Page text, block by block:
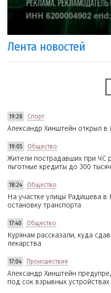
Лента новостей
19:28 Спорт
Александр Хинштейн открыл
19:05 Общество
Жители пострадавших при ЧС
льготные кредиты до 300
18:24 Общество
На участке улицы Радищева в
остановку транспорта
17:40 Общество
Курянам рассказали, куда
лекарства
17:04 Происшествия
Александр Хинштейн
под сок взрывных устройствах